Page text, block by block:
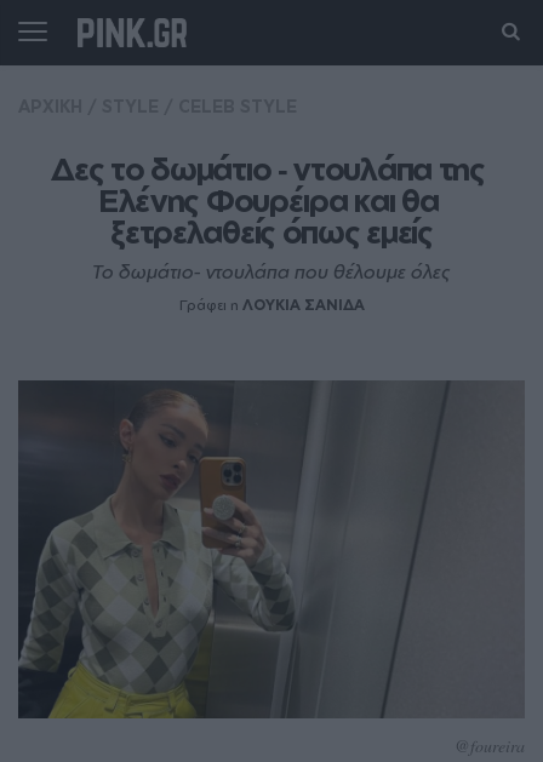
Δες το δωμάτιο ‑ ντουλάπα της
Ελένης Φουρέιρα και θα
ξετρελαθείς όπως εμείς
Το δωμάτιο- ντουλάπα που θέλουμε όλες
Γράφει η ΛΟΥΚΙΑ ΣΑΝΙΔΑ
@foureira